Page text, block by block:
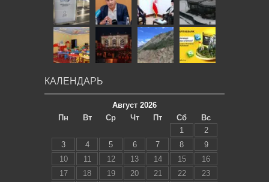
КАЛЕНДАРЬ
Август 2026
Пн
Вт Ср Чт Пт Сб
Вс
1
2
3
4 5 6 7 8
9
10
11 12 13 14 15
16
17
18 19 20 21 22
23